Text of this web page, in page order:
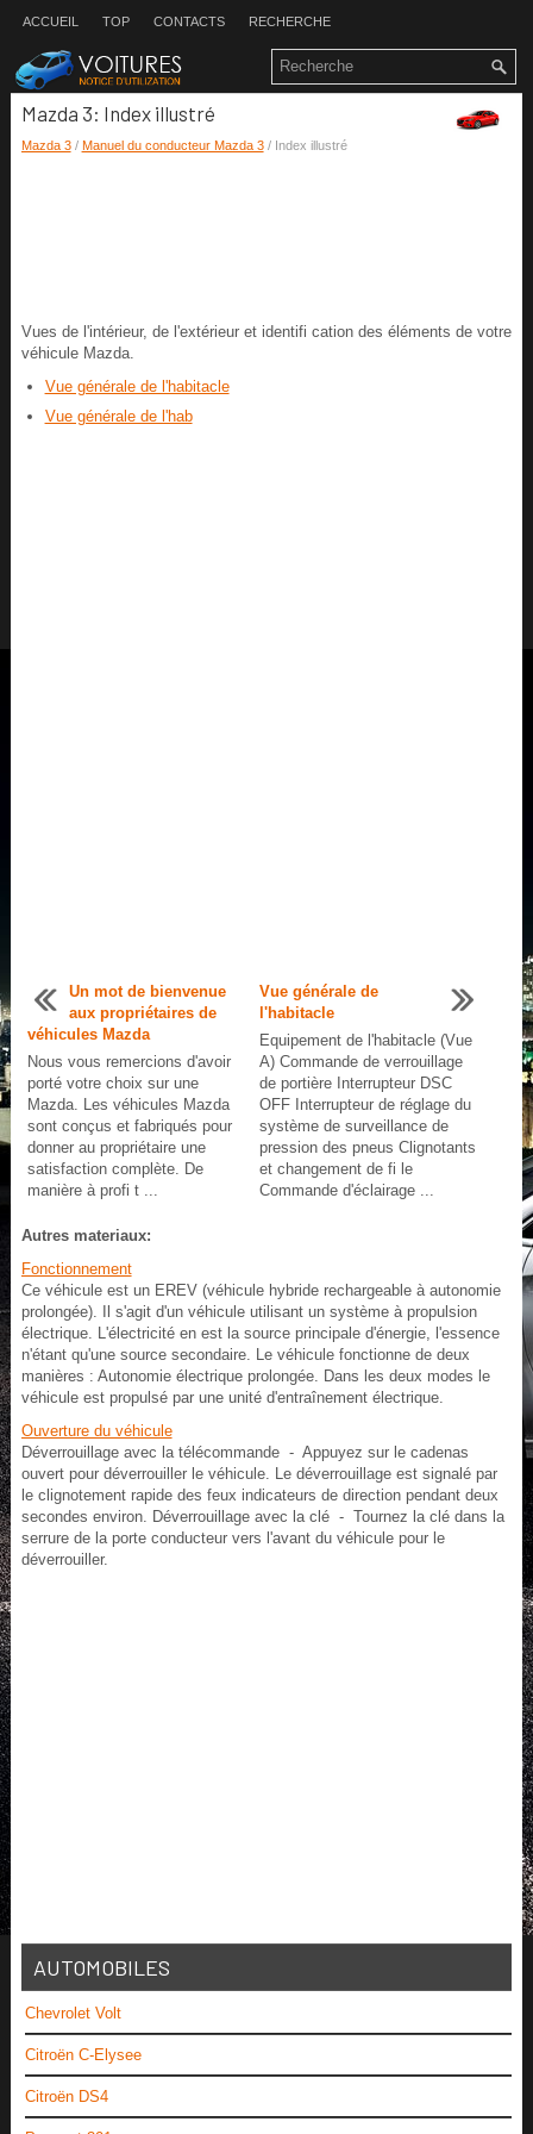
ACCUEIL TOP CONTACTS RECHERCHE
Mazda 3: Index illustré
Mazda 3/ Manuel du conducteur Mazda 3/ Index illustré
Vues de l'intérieur, de l'extérieur et identifi cation des éléments de votre
véhicule Mazda.
Vue générale de l'habitacle
Vue générale de l'hab
Un mot de bienvenue
aux propriétaires de
véhicules Mazda
Nous vous remercions d'avoir
porté votre choix sur une
Mazda. Les véhicules Mazda
sont conçus et fabriqués pour
donner au propriétaire une
satisfaction complète. De
manière à profi t ...
Vue générale de
l'habitacle
Equipement de l'habitacle (Vue
A) Commande de verrouillage
de portière Interrupteur DSC
OFF Interrupteur de réglage du
système de surveillance de
pression des pneus Clignotants
et changement de fi le
Commande d'éclairage ...
Autres materiaux:
Fonctionnement
Ce véhicule est un EREV (véhicule hybride rechargeable à autonomie
prolongée). Il s'agit d'un véhicule utilisant un système à propulsion
électrique. L'électricité en est la source principale d'énergie, l'essence
n'étant qu'une source secondaire. Le véhicule fonctionne de deux
manières : Autonomie électrique prolongée. Dans les deux modes le
véhicule est propulsé par une unité d'entraînement électrique.
Ouverture du véhicule
Déverrouillage avec la télécommande - Appuyez sur le cadenas
ouvert pour déverrouiller le véhicule. Le déverrouillage est signalé par
le clignotement rapide des feux indicateurs de direction pendant deux
secondes environ. Déverrouillage avec la clé - Tournez la clé dans la
serrure de la porte conducteur vers l'avant du véhicule pour le
déverrouiller.
AUTOMOBILES
Chevrolet Volt
Citroën C-Elysee
Citroën DS4